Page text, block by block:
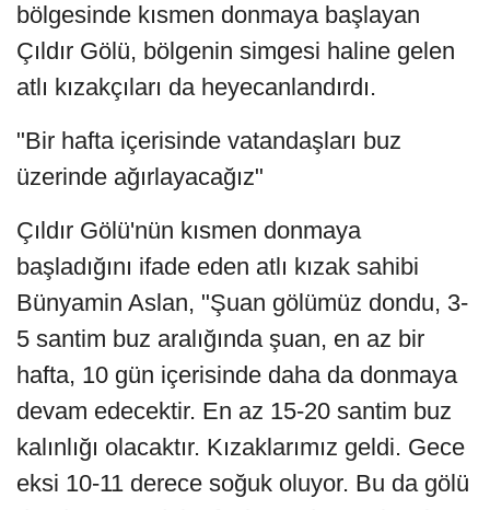
bölgesinde kısmen donmaya başlayan
Çıldır Gölü, bölgenin simgesi haline gelen
atlı kızakçıları da heyecanlandırdı.
"Bir hafta içerisinde vatandaşları buz
üzerinde ağırlayacağız"
Çıldır Gölü'nün kısmen donmaya
başladığını ifade eden atlı kızak sahibi
Bünyamin Aslan, "Şuan gölümüz dondu, 3-
5 santim buz aralığında şuan, en az bir
hafta, 10 gün içerisinde daha da donmaya
devam edecektir. En az 15-20 santim buz
kalınlığı olacaktır. Kızaklarımız geldi. Gece
eksi 10-11 derece soğuk oluyor. Bu da gölü